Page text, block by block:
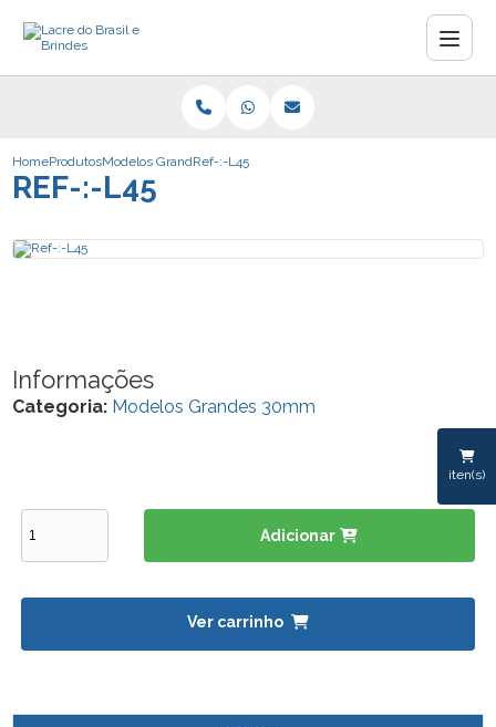
iten(s)
HomeProdutosModelos Grandes 30mm
Ref-:-L45
REF-:-L45
Informações
Categoria: Modelos Grandes 30mm
Adicionar
Ver carrinho